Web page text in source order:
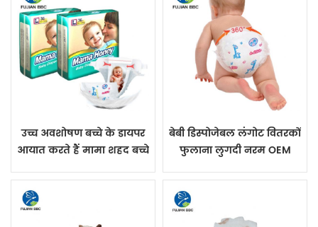
उच्च अवशोषण बच्चे के डायपर
आयात करते हैं मामा शहद बच्चे
बेबी डिस्पोजेबल लंगोट वितरकों
फुलाना लुगदी नरम OEM